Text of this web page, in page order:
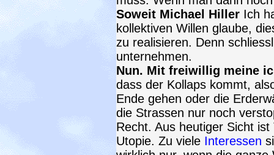
Soweit Michael Hiller Ich
kollektiven Willen glaube,
zu realisieren. Denn
unternehmen.
Nun. Mit freiwillig meine
dass der Kollaps kommt,
Ende gehen oder die
die Strassen nur noch
Recht. Aus heutiger Sicht
Utopie. Zu viele Interessen